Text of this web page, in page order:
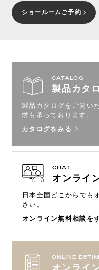
ショールームご予約
CATALOG
製品カタ
製品カタログをご覧い
求も承っております。
カタログをみる
CHAT
オンライ
日本全国どこからでも
さい。
オンライン無料相談を
ONLINE
オンライ